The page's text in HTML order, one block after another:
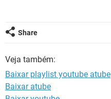
Share
Veja também:
Baixar playlist youtube atube
Baixar atube